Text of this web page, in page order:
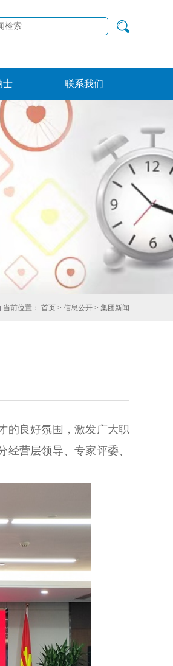
士 联系我们
当前位置： 首页 > 信息公开 > 集团新闻
的良好氛围，激发广大职
营层领导、专家评委、